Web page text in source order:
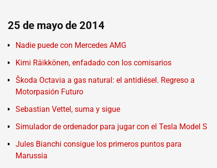
25 de mayo de 2014
Nadie puede con Mercedes AMG
Kimi Räikkönen, enfadado con los comisarios
Škoda Octavia a gas natural: el antidiésel. Regreso a
Motorpasión Futuro
Sebastian Vettel, suma y sigue
Simulador de ordenador para jugar con el Tesla Model S
Jules Bianchi consigue los primeros puntos para
Marussia